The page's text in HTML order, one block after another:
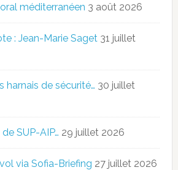
méditerranéen 3 août 2026
: Jean-Marie Saget 31 juillet
harnais de sécurité… 30 juillet
SUP-AIP… 29 juillet 2026
via Sofia-Briefing 27 juillet 2026